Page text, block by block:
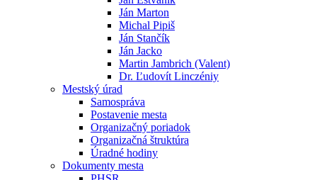
Ján Marton
Michal Pipiš
Ján Stančík
Ján Jacko
Martin Jambrich (Valent)
Dr. Ľudovít Linczéniy
Mestský úrad
Samospráva
Postavenie mesta
Organizačný poriadok
Organizačná štruktúra
Úradné hodiny
Dokumenty mesta